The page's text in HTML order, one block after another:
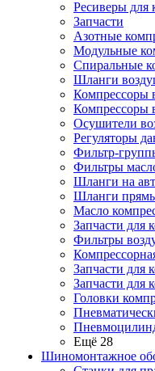
Ресиверы для
Запчасти
Азотные
Модульные
Спиральные
Шланги
Компрессоры
Компрессоры
Осушители
Регуляторы
Фильтр-
Фильтры
Шланги на
Шланги
Масло
Запчасти для
Фильтры
Запчасти для
Запчасти для
Головки
Ещё 28
Шиномонтажное